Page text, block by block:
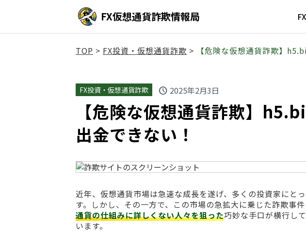
FX仮想通貨詐欺情報局
TOP > FX投資・仮想通貨詐欺 > 【危険な仮想通貨詐欺】
FX投資・仮想通貨詐欺 schedule 2025年2月3日
【危険な仮想通貨詐欺】
出金できない！
近年、仮想通貨市場は急速な成長を遂げ、多くの投資家にと
す。しかし、その一方で、この市場の急拡大に乗じた詐欺事件
通貨の仕組みに詳しくない人々を狙った巧妙な手口が横行し
います。